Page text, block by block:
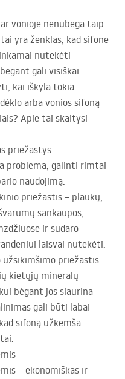
vonioje nenubėga taip
yra ženklas, kad sifone
nutekėti
gali visiškai
kai iškyla tokia
arba vonios sifoną
Apie tai skaitysi
priežastys
problema, galinti rimtai
naudojimą.
priežastis – plaukų,
sankaupos,
ir sudaro
laisvai nutekėti.
priežastis.
kietųjų mineralų
bėgant jos siaurina
gali būti labai
sifoną užkemša
– ekonomiškas ir